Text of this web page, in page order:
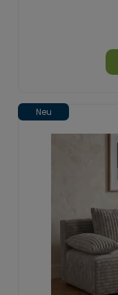
Neu